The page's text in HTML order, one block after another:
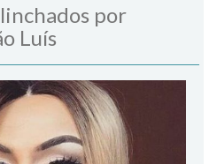
por
Luís